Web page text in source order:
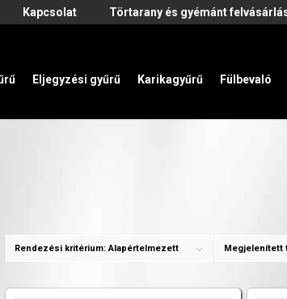
Kapcsolat Törtarany és gyémánt
Eljegyzési gyűrű Karikagyűrű Fülbevaló
Rendezési kritérium:Alapértelmezett Megjelenített